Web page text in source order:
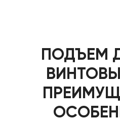
ПОДЪЕМ